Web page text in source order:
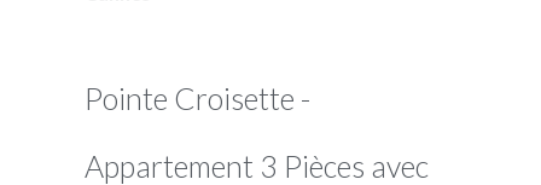
Pointe Croisette -
Appartement 3 Pièces avec